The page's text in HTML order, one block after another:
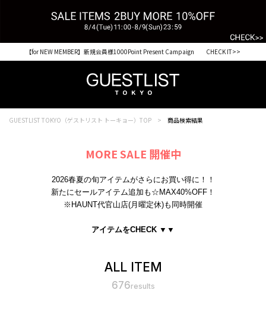
【for NEW MEMBER】新規会員様1000Point Present Campaign CHECK IT>>
GUESTLIST TOKYO（ゲストリスト トーキョー）TOP 商品検索結果
MORE SALE 開催中
2026春夏の旬アイテムがさらにお買い得に！！
新たにセールアイテム追加も☆MAX40%OFF！
※HAUNT代官山店(月曜定休)も同時開催
アイテムをCHECK ▼▼
ALL ITEM
676results